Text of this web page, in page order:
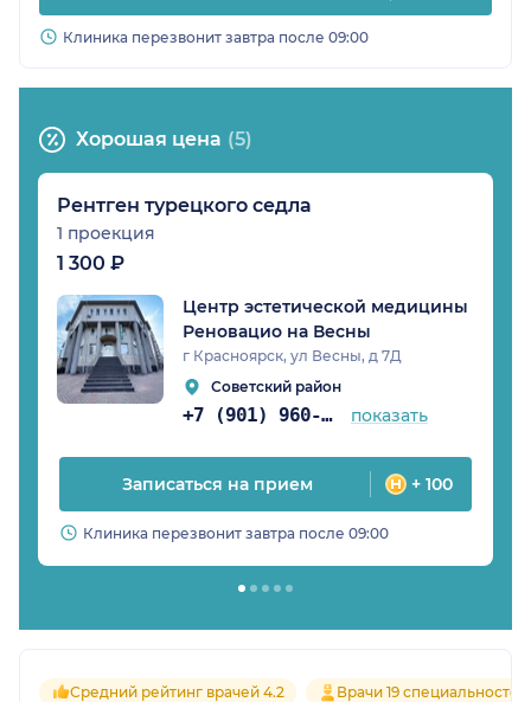
Клиника перезвонит завтра после 09:00
Хорошая цена (5)
Рентген турецкого седла
1 проекция
1 300 ₽
Центр эстетической медицины
Реновацио на Весны
г Красноярск, ул Весны, д 7Д
Советский район
+7 (901) 960-85-97 показать
Записаться на прием + 100
Клиника перезвонит завтра после 09:00
Средний рейтинг врачей 4.2 Врачи 19 специальностей